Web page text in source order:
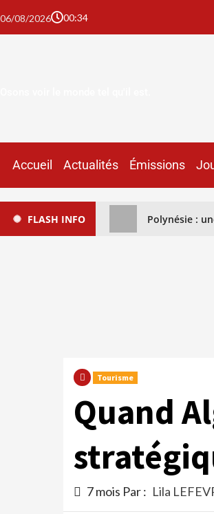
06/08/2026 00:34
Accueil Actualités Émissions
FLASH INFO Polynésie :
Tourisme
Quand
7 mois Par : Lila